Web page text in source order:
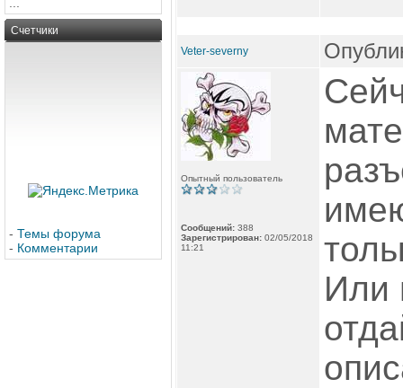
Счетчики
- Темы форума
- Комментарии
Veter-severny
Опытный пользователь
Сообщений: 388
Зарегистрирован: 02/05/2018
11:21
Или